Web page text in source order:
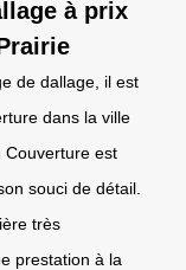
à prix
de dallage, il est
dans la ville
Couverture est
souci de détail.
très
prestation à la